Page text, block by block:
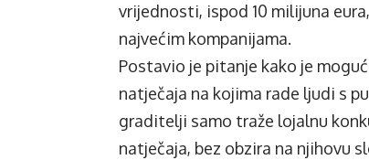
vrijednosti, ispod 10 milijuna
najvećim kompanijama.
Postavio je pitanje kako je
natječaja na kojima rade ljudi s
graditelji samo traže lojalnu
natječaja, bez obzira na njihovu